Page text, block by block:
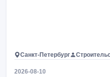
Санкт-Петербург
2026-08-10